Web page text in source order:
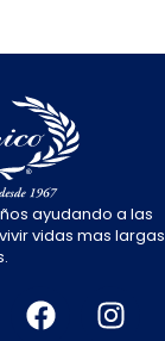
ayudando a las
vidas mas largas